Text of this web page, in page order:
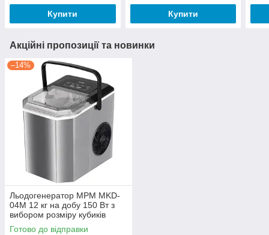
Купити Купити
Акційні пропозиції та новинки
–14%
Льодогенератор MPM MKD-
04M 12 кг на добу 150 Вт з
вибором розміру кубиків
льоду
Готово до відправки